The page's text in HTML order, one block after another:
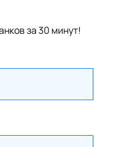
за 30 минут!